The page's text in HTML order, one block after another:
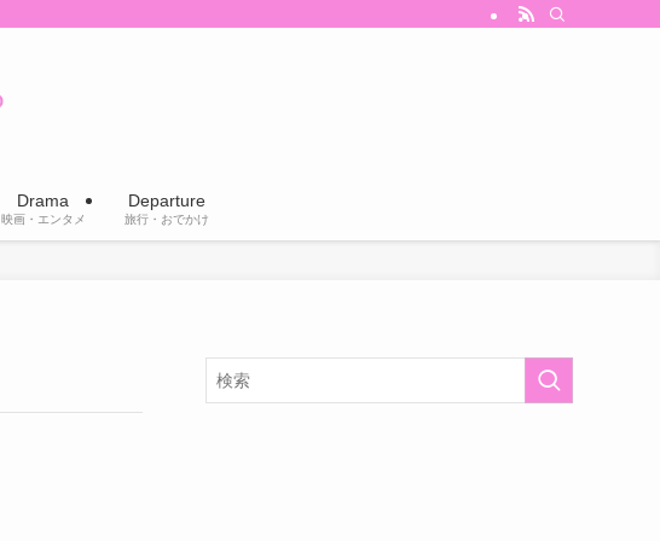
Drama
映画・エンタメ
Departure
旅行・おでかけ